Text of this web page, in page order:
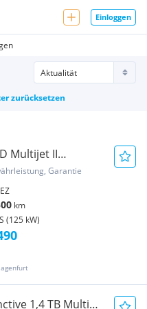
Einloggen
zurücksetzen
Multijet II
Garantie
EZ
km
(125 kW)
1,4 TB MultiAir